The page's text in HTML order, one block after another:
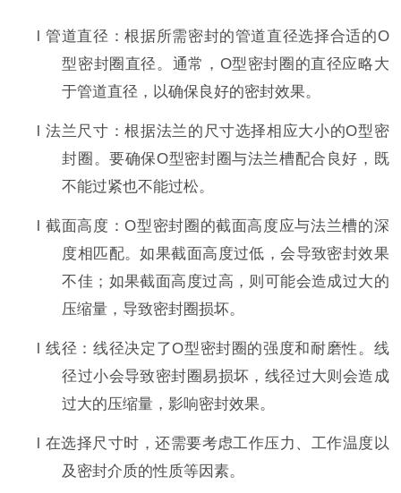
l管道直径：根据所需密封的管道直径选择合适的O
型密封圈直径。通常， O型密封圈的直径应略大
于管道直径，以确保良好的密封效果。
l法兰尺寸：根据法兰的尺寸选择相应大小的O型密
封圈。要确保O型密封圈与法兰槽配合良好，既
不能过紧也不能过松。
l截面高度：O型密封圈的截面高度应与法兰槽的深
度相匹配。如果截面高度过低，会导致密封效果
不佳；如果截面高度过高，则可能会造成过大的
压缩量，导致密封圈损坏。
l线径：线径决定了O型密封圈的强度和耐磨性。线
径过小会导致密封圈易损坏，线径过大则会造成
过大的压缩量，影响密封效果。
l 在选择尺寸时，还需要考虑工作压力、工作温度以
及密封介质的性质等因素。